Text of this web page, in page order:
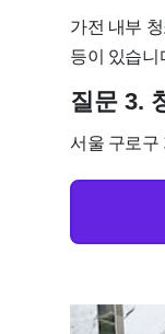
가전 내부
등이 있습니
질문 3.
서울 구로구